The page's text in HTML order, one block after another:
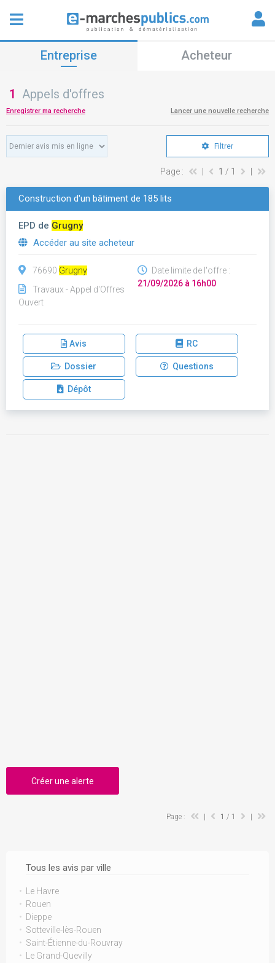
Entreprise Acheteur
1 Appels d'offres
Enregistrer ma recherche Lancer une nouvelle recherche
Tous les avis par ville
Le Havre
Rouen
Dieppe
Sotteville-lès-Rouen
Saint-Étienne-du-Rouvray
Le Grand-Quevilly
Filtrer
Page : 1 / 1
Construction d'un bâtiment de 185 lits
EPD de Grugny
Accéder au site acheteur
76690 Grugny
Travaux - Appel d'Offres
Ouvert
Date limite de l'offre :
21/09/2026 à 16h00
Avis RC
Dossier Questions
Dépôt
Créer une alerte
Page : 1 / 1